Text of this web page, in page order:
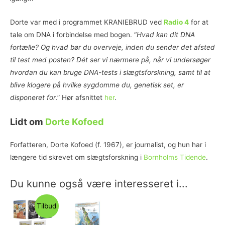
Dorte var med i programmet KRANIEBRUD ved Radio 4 for at
tale om DNA i forbindelse med bogen. “Hvad kan dit DNA
fortælle? Og hvad bør du overveje, inden du sender det afsted
til test med posten? Dét ser vi nærmere på, når vi undersøger
hvordan du kan bruge DNA-tests i slægtsforskning, samt til at
blive klogere på hvilke sygdomme du, genetisk set, er
disponeret for.” Hør afsnittet her.
Lidt om Dorte Kofoed
Forfatteren, Dorte Kofoed (f. 1967), er journalist, og hun har i
længere tid skrevet om slægtsforskning i Bornholms Tidende.
Du kunne også være interesseret i...
Tilbud